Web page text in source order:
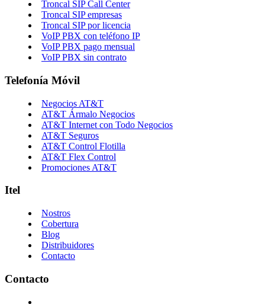
Troncal SIP Call Center
Troncal SIP empresas
Troncal SIP por licencia
VoIP PBX con teléfono IP
VoIP PBX pago mensual
VoIP PBX sin contrato
Telefonía Móvil
Negocios AT&T
AT&T Ármalo Negocios
AT&T Internet con Todo Negocios
AT&T Seguros
AT&T Control Flotilla
AT&T Flex Control
Promociones AT&T
Itel
Nostros
Cobertura
Blog
Distribuidores
Contacto
Contacto